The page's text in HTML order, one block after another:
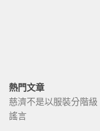
熱門文章
慈濟不是以服裝分階
謠言